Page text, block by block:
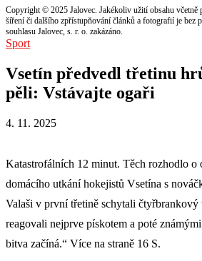
Copyright © 2025 Jalovec. Jakékoliv užití obsahu včetně
šíření či dalšího zpřístupňování článků a fotografií je bez
souhlasu Jalovec, s. r. o. zakázáno.
Sport
Vsetín předvedl třetinu
pěli: Vstávajte ogaři
4. 11. 2025
Katastrofálních 12 minut. Těch rozhodlo o
domácího utkání hokejistů Vsetína s
Valaši v první třetině schytali čtyřbrankový
reagovali nejprve pískotem a poté
bitva začíná.“ Více na straně 16 S.